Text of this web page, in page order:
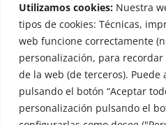
Utilizamos cookies: Nuestra
tipos de cookies: Técnicas,
web funcione correctamente
personalización, para
de la web (de terceros). Puede
pulsando el botón “Aceptar
personalización pulsando el
OTERO DE HERREROS EN LAS